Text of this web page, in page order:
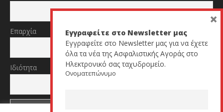
Επαρχία
Ιδιότητα
Εγγραφείτε στο Newsletter μας
Εγγραφείτε στο Newsletter μας για να έχετε
όλα τα νέα της Ασφαλιστικής Αγοράς στο
Ηλεκτρονικό σας ταχυδρομείο.
Ονοματεπώνυμο
×